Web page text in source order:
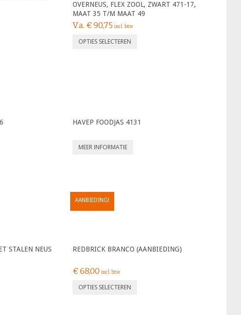
OVERNEUS, FLEX ZOOL, ZWART 471-17,
MAAT 35 T/M MAAT 49
V.a. €90,75 incl. btw
OPTIES SELECTEREN
HAVEP FOODJAS 4131
MEER INFORMATIE
STALEN NEUS
AANBIEDING!
REDBRICK BRANCO (AANBIEDING)
€68,00 incl. btw
OPTIES SELECTEREN